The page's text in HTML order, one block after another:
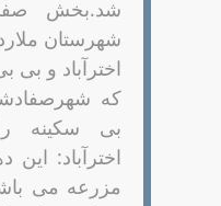
شد.بخش
شهرستان
اخترآباد و
بی سکینه